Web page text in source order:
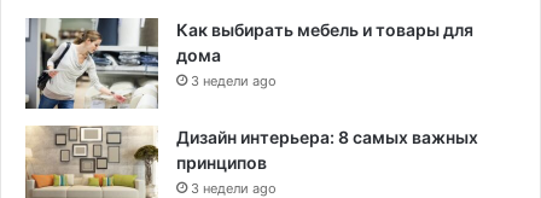
Как выбирать мебель и товары для
дома
3 недели ago
Дизайн интерьера: 8 самых важных
принципов
3 недели ago